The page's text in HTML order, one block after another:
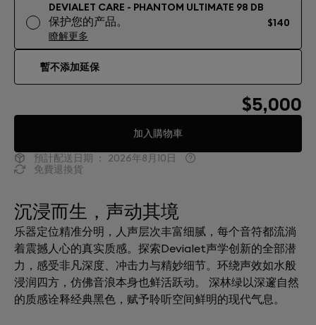
DEVIALET CARE - PHANTOM ULTIMATE 98 DB
保护您的产品。
瞭解更多
$140
暫不添加延保
$5,000
加入購物車
預計配送日期 ：
2026年8月10日
免費退換貨
沉浸而生，声动其境
乐器定位精准分明，人声层次丰富细腻，每个音符都流淌
着震撼人心的真实质感。探索Devialet声学创新的全部潜
力，感受非凡深度、冲击力与精妙细节。环绕声效如水般
浸润四方，仿佛音浪本身也鲜活跃动。 深林绿以深邃自然
的质感诠释经典黑色，赋予聆听空间鲜明的现代气息。